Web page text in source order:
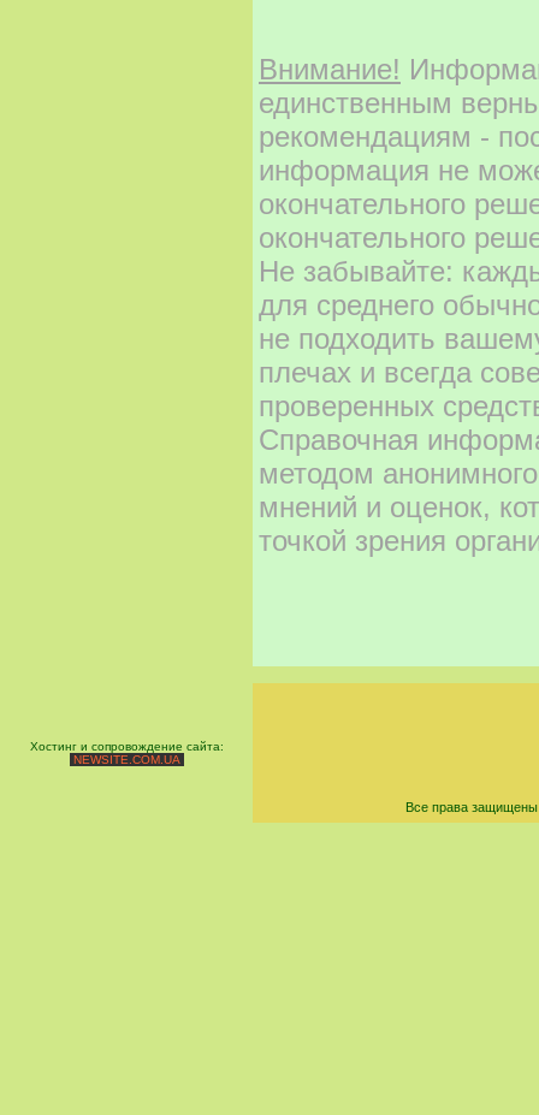
Внимание!
единственным
рекомендациям -
информация не
окончательного
окончательного
Не забывайте:
для среднего
не подходить
плечах и всегда
проверенных
Справочная
методом
мнений и оценок,
точкой зрения
Хостинг и сопровождение сайта:
NEWSITE.COM.UA
Все права